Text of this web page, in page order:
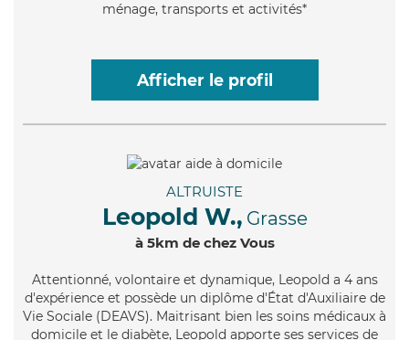
ménage, transports et activités*
Afficher le profil
ALTRUISTE
Leopold W., Grasse
à 5km de chez Vous
Attentionné, volontaire et dynamique, Leopold a 4 ans
d'expérience et possède un diplôme d'État d'Auxiliaire de
Vie Sociale (DEAVS). Maitrisant bien les soins médicaux à
domicile et le diabète, Leopold apporte ses services de